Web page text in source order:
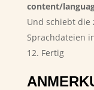
content/
Und schiebt
Sprachdateien
Fertig